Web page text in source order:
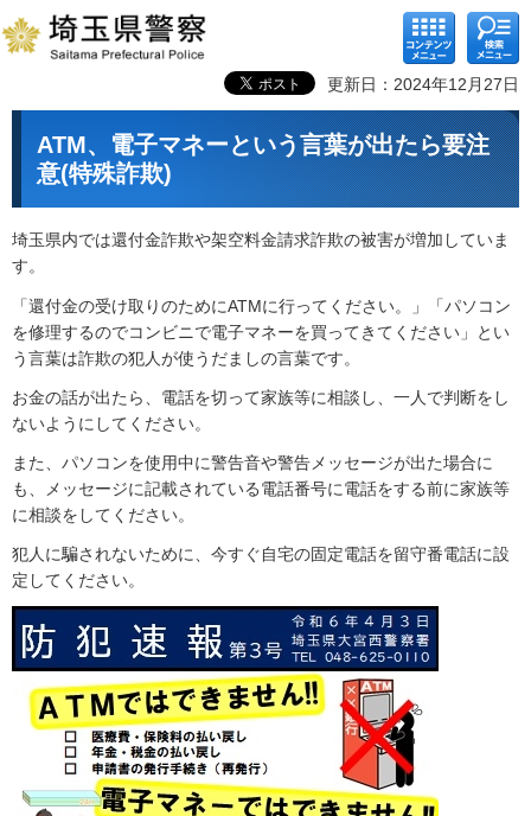
コンテ
ンツメ
ニュー
検索メ
ニュー
更新日：2024年12月27日
ATM、電子マネーという言葉が出たら要注
意(特殊詐欺)
埼玉県内では還付金詐欺や架空料金請求詐欺の被害が増加していま
す。
「還付金の受け取りのためにATMに行ってください。」「パソコン
を修理するのでコンビニで電子マネーを買ってきてください」とい
う言葉は詐欺の犯人が使うだましの言葉です。
お金の話が出たら、電話を切って家族等に相談し、一人で判断をし
ないようにしてください。
また、パソコンを使用中に警告音や警告メッセージが出た場合に
も、メッセージに記載されている電話番号に電話をする前に家族等
に相談をしてください。
犯人に騙されないために、今すぐ自宅の固定電話を留守番電話に設
定してください。